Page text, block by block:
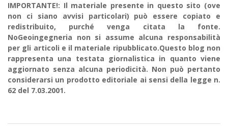
IMPORTANTE!: Il materiale presente in questo sito (ove
non ci siano avvisi particolari) può essere copiato e
redistribuito, purché venga citata la fonte.
NoGeoingegneria non si assume alcuna responsabilità
per gli articoli e il materiale ripubblicato.Questo blog non
rappresenta una testata giornalistica in quanto viene
aggiornato senza alcuna periodicità. Non può pertanto
considerarsi un prodotto editoriale ai sensi della legge n.
62 del 7.03.2001.